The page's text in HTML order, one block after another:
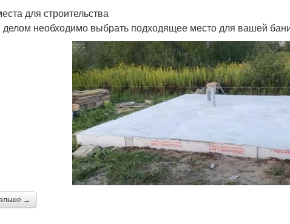
для строительства
необходимо выбрать подходящее место для вашей
→